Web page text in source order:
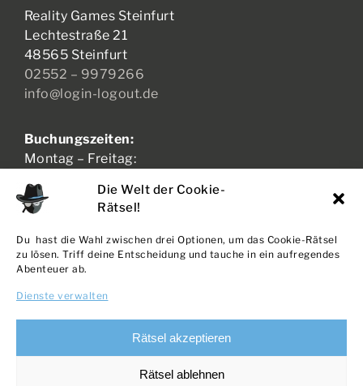
Die Welt der Cookie-
Rätsel!
Du hast die Wahl zwischen drei Optionen, um das Cookie-Rätsel
zu lösen. Triff deine Entscheidung und tauche in ein aufregendes
Abenteuer ab.
Dienste verwalten
Rätsel akzeptieren
Rätsel ablehnen
Reality Games Steinfurt
Lechtestraße 21
48565 Steinfurt
02552 – 9979266
info@login-logout.de
Buchungszeiten:
Montag – Freitag:
Samstag – Sonntag:
11:00 – 21:00 Uhr
AGB + WIDERRUF
DATENSCHUTZ
IMPRESSUM
COOKIE-RICHTLINIE